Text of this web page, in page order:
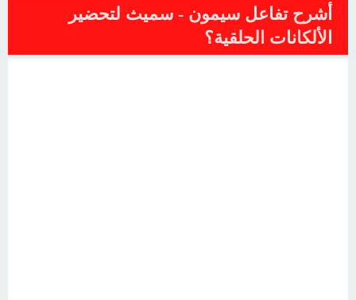
أشرح تفاعل سيمون - سميث لتحضير
الألكانات الحلقية؟